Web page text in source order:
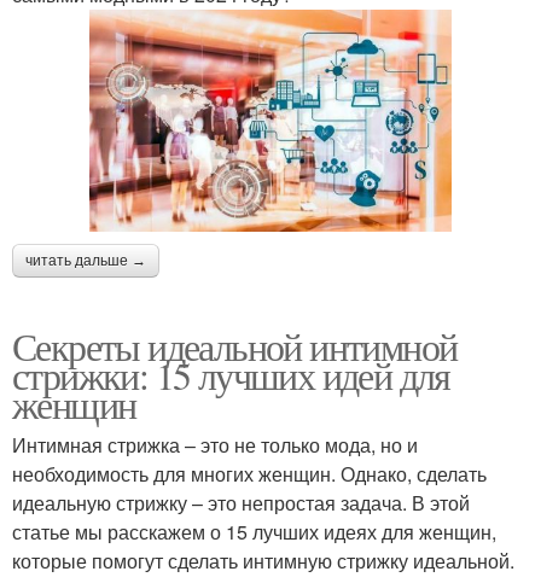
читать дальше →
Секреты идеальной интимной
стрижки: 15 лучших идей для
женщин
Интимная стрижка – это не только мода, но и
необходимость для многих женщин. Однако, сделать
идеальную стрижку – это непростая задача. В этой
статье мы расскажем о 15 лучших идеях для женщин,
которые помогут сделать интимную стрижку идеальной.